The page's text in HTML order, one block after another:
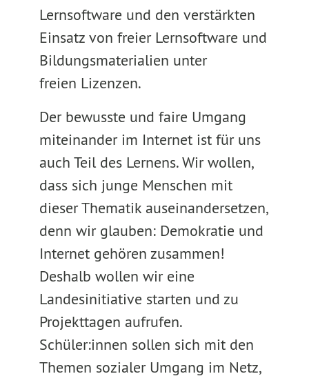
Lernsoftware und den verstärkten
Einsatz von freier Lernsoftware und
Bildungsmaterialien unter
freien Lizenzen.
Der bewusste und faire Umgang
miteinander im Internet ist für uns
auch Teil des Lernens. Wir wollen,
dass sich junge Menschen mit
dieser Thematik auseinandersetzen,
denn wir glauben: Demokratie und
Internet gehören zusammen!
Deshalb wollen wir eine
Landesinitiative starten und zu
Projekttagen aufrufen.
Schüler:innen sollen sich mit den
Themen sozialer Umgang im Netz,